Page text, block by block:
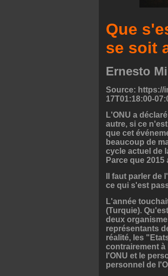
Que
se soit
Ernesto
Source: https://
17T01:18:00-
L'ONU a
autre, si ce
que cet
beaucoup de
cycle actuel de
Parce que
Il faut parler
ce qui s'est
L'année
(Turquie).
deux
représentants
réalité, les
contrairement
l'ONU et le
personnel de